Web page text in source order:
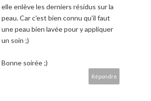
elle enlève les derniers résidus sur la
peau. Car c'est bien connu qu'il faut
une peau bien lavée pour y appliquer
un soin ;)
Bonne soirée ;)
Répondre